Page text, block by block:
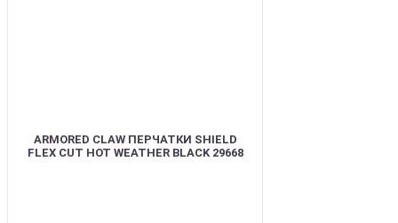
ARMORED CLAW ПЕРЧАТКИ SHIELD
FLEX CUT HOT WEATHER BLACK 29668